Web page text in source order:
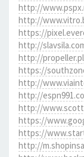
http://
http://
https://
http://
http://
https://
http://
http://
http://
https://
https://
http://